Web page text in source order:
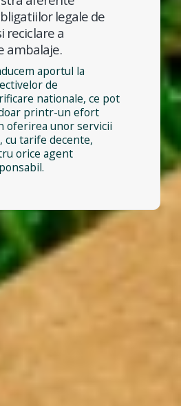
legale de
reciclare a
ambalaje.
aportul la
de
nationale, ce pot
printr-un efort
oferirea unor servicii
tarife decente,
orice agent